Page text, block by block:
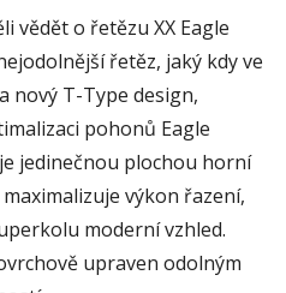
vědět o řetězu XX Eagle
řetěz, jaký kdy ve
nový T-Type design,
pohonů Eagle
jedinečnou plochou horní
výkon řazení,
moderní vzhled.
upraven odolným